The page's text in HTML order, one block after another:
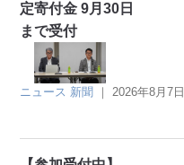
定寄付金 9月30日
まで受付
ニュース 新聞 ｜ 2026年8月7日